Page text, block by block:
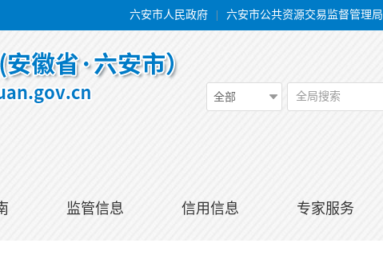
六安市人民政府 六安市公共资源交易监督管理局
全部 全局搜索
监管信息 信用信息 专家服务